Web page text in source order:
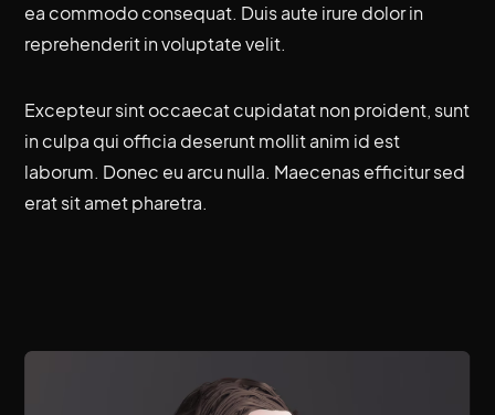
ea commodo consequat. Duis aute irure dolor in
reprehenderit in voluptate velit.
Excepteur sint occaecat cupidatat non proident, sunt
in culpa qui officia deserunt mollit anim id est
laborum. Donec eu arcu nulla. Maecenas efficitur sed
erat sit amet pharetra.